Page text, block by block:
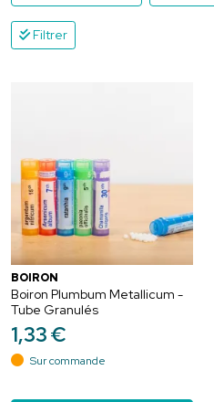
Filtrer
BOIRON
Boiron Plumbum Metallicum -
Tube Granulés
1,33€
Sur commande